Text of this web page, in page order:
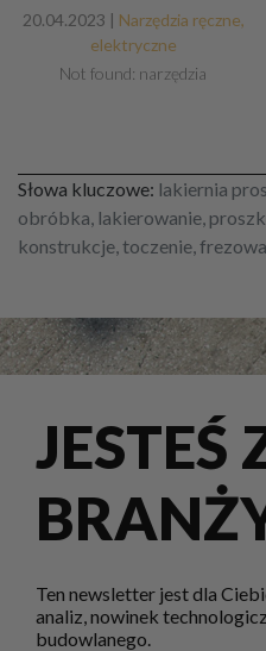
20.04.2023 | Narzędzia ręczne,
elektryczne
Not found: narzędzia
Słowa kluczowe: lakiernia
obróbka, lakierowanie,
konstrukcje, toczenie,
JESTEŚ
Ten newsletter jest dla
analiz, nowinek
budowlanego.